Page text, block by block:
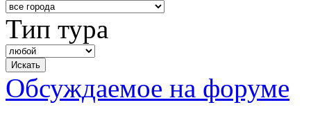
Тип тура
Обсуждаемое на форуме